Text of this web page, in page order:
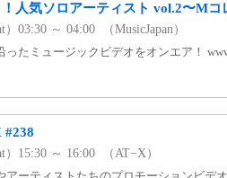
人気ソロアーティスト vol.2〜Mコ
）03:30 ～ 04:00 （MusicJapan）
ったミュージックビデオをオンエア！
#238
）15:30 ～ 16:00 （AT−X）